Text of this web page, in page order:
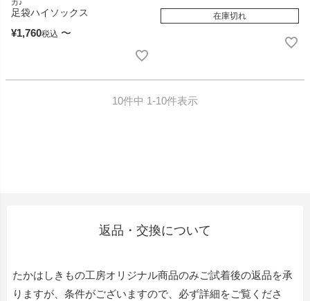
カ♪
足袋ハイソックス
¥1,760税込 〜
在庫切れ
10件中 1-10件表示
返品・交換について
たかはしきもの工房オリジナル商品のみご試着後の返品を承
りますが、条件がございますので、必ず詳細をご覧くださ